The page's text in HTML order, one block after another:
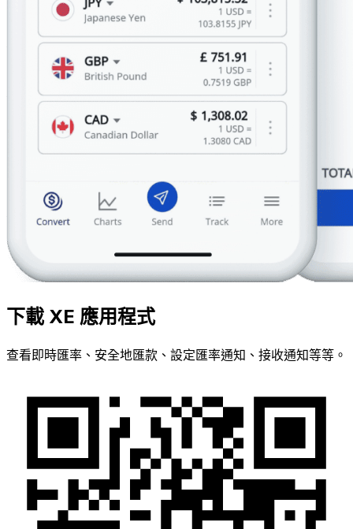
下載 XE 應用程式
查看即時匯率、安全地匯款、設定匯率通知、接收通知等等。